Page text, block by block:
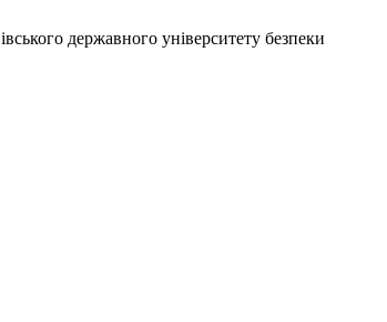
державного університету безпеки